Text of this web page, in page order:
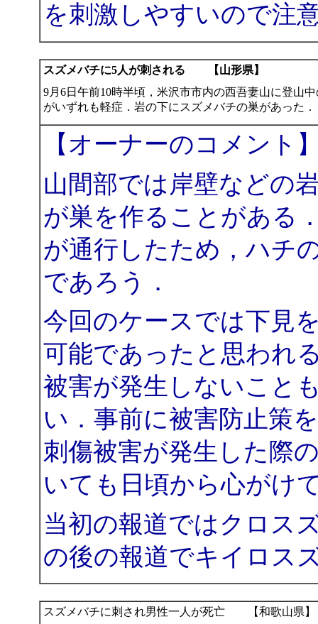
を刺激しやすいので注
スズメバチに5人が刺される 【山形県】
9月6日午前10時半頃，米沢市市内の西吾妻山に登山
がいずれも軽症．岩の下にスズメバチの巣があった．
【オーナーのコメント
山間部では岸壁などの
が巣を作ることがある
が通行したため，ハチ
であろう．
今回のケースでは下見
可能であったと思われ
被害が発生しないこと
い．事前に被害防止策
刺傷被害が発生した際
いても日頃から心がけ
当初の報道ではクロス
の後の報道でキイロス
スズメバチに刺され男性一人が死亡 【和歌山県】